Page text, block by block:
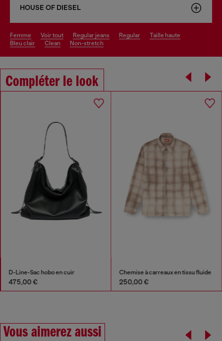
HOUSE OF DIESEL
femme voir tout regular jeans regular
taille haute
bleu clair
clean non-stretch
Compléter le look
D-Line-Sac hobo en cuir
475,00 €
Chemise à carreaux en tissu fluide
250,00 €
Vous aimerez aussi